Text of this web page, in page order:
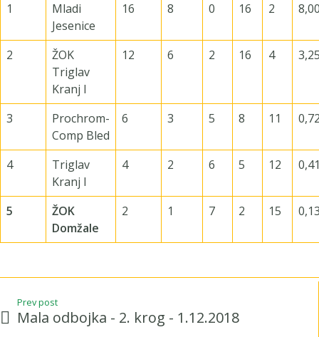
1
Mladi
Jesenice
16 8 0 16 2
2
ŽOK
Triglav
Kranj I
12 6 2 16 4
3
Prochrom-
Comp Bled
6 3 5 8 11
4
Triglav
Kranj I
4 2 6 5 12
5
ŽOK
Domžale
2 1 7 2 15
Prev post
Mala odbojka - 2. krog - 1.12.2018